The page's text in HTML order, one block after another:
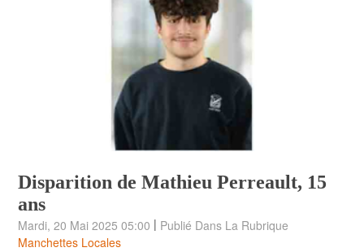
Disparition de Mathieu Perreault, 15
ans
Mardi, 20 Mai 2025 05:00 | Publié Dans La Rubrique
Manchettes Locales